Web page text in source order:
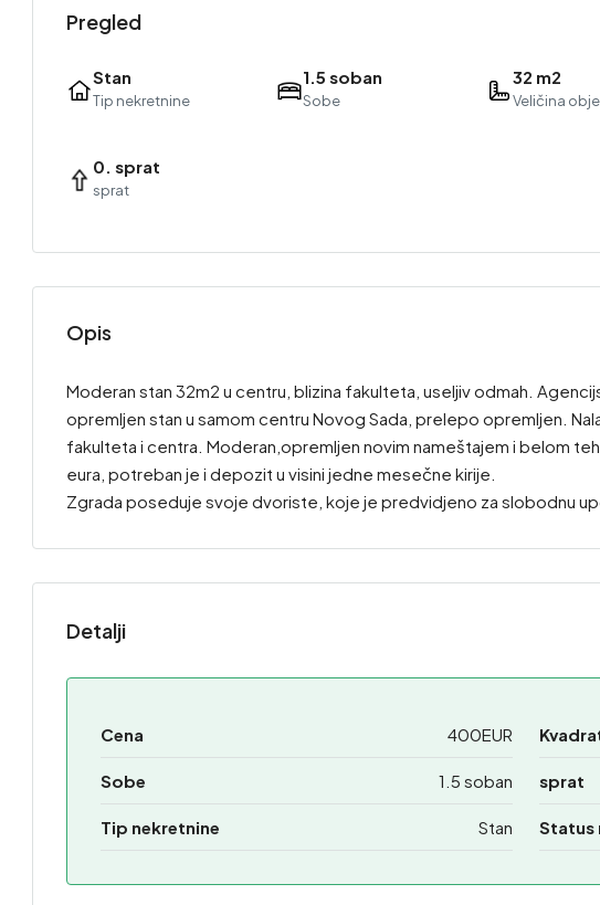
Pregled
Stan
Tip nekretnine
1.5 soban
Sobe
32 m2
Veličina
0. sprat
sprat
Opis
Moderan stan 32m2 u centru, blizina fakulteta, useljiv odmah.
opremljen stan u samom centru Novog Sada, prelepo opremljen.
fakulteta i centra. Moderan,opremljen novim nameštajem i belom
eura, potreban je i depozit u visini jedne mesečne kirije.
Zgrada poseduje svoje dvoriste, koje je predvidjeno za slobodnu
Detalji
Cena 400EUR
Sobe 1.5 soban sprat
Tip nekretnine Stan Status